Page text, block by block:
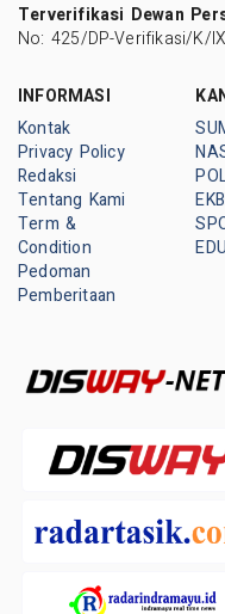
Terverifikasi Dewan
No: 425/DP-Verifikasi/K/
INFORMASI
Kontak
Privacy Policy
Redaksi
Tentang Kami
Term &
Condition
Pedoman
Pemberitaan